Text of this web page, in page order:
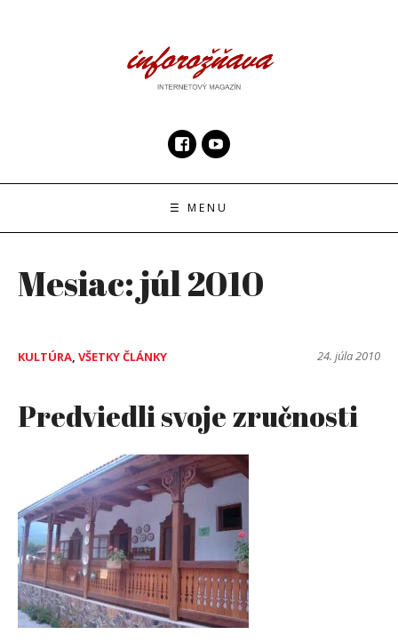
☰ MENU
Mesiac:júl 2010
KULTÚRA, VŠETKY ČLÁNKY 24. júla 2010
Predviedli svoje zručnosti